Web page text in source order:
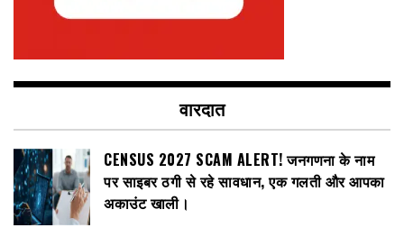
वारदात
CENSUS 2027 SCAM ALERT! जनगणना के नाम
पर साइबर ठगी से रहे सावधान, एक गलती और आपका
अकाउंट खाली।